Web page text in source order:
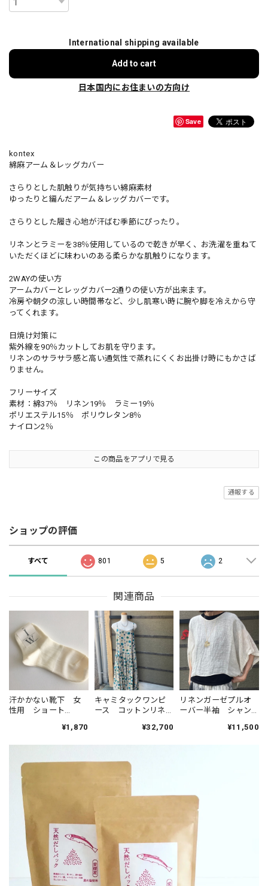
International shipping available
Add to cart
日本国内にお住まいの方向け
Save
kontex
綿麻アーム＆レッグカバー
さらりとした肌触りが気持ちい綿麻素材
ゆったりと編んだアーム＆レッグカバーです。
さらりとした履き心地が汗ばむ季節にぴったり。
リネンとラミーを38％使用しているので乾きが早く、お洗濯を重ねて
いただくほどに味わいのある柔らかな肌触りになります。
2WAYの使い方
アームカバーとレッグカバー2通りの使い方が出来ます。
冷房や朝夕の涼しい時間帯など、少し肌寒い時に腕や脚を冷えから守
ってくれます。
日焼け対策に
紫外線を90％カットしてお肌を守ります。
リネンのサラサラ感と高い通気性で蒸れにくくお出掛け時にもかさば
りません。
フリーサイズ
素材：綿37％ リネン19％ ラミー19％
ポリエステル15％ ポリウレタン8％
ナイロン2％
この商品をアプリで見る
通報する
ショップの評価
すべて 801 5 2
関連商品
汗かかない靴下 女
性用 ショート
¥1,870
キャミタックワンピ
ース コットンリネ
¥32,700
リネンガーゼプルオ
ーバー半袖 シャン
¥11,500